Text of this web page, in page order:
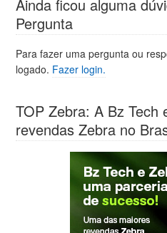
Ainda ficou alguma
Pergunta
Para fazer uma pergunta ou
logado. Fazer login.
TOP Zebra: A Bz
revendas Zebra no